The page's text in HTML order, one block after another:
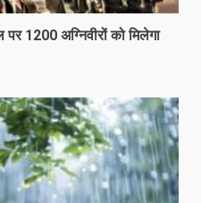
1200 अग्निवीरों को मिलेगा